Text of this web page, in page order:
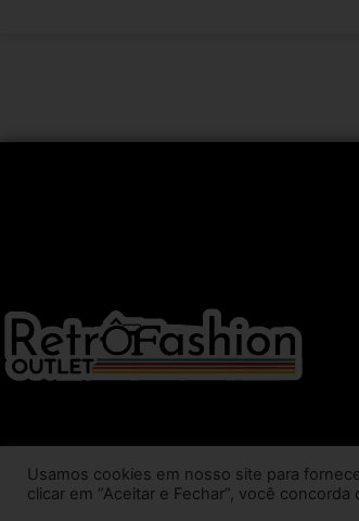
Usamos cookies em nosso site para
clicar em “Aceitar e Fechar”, você